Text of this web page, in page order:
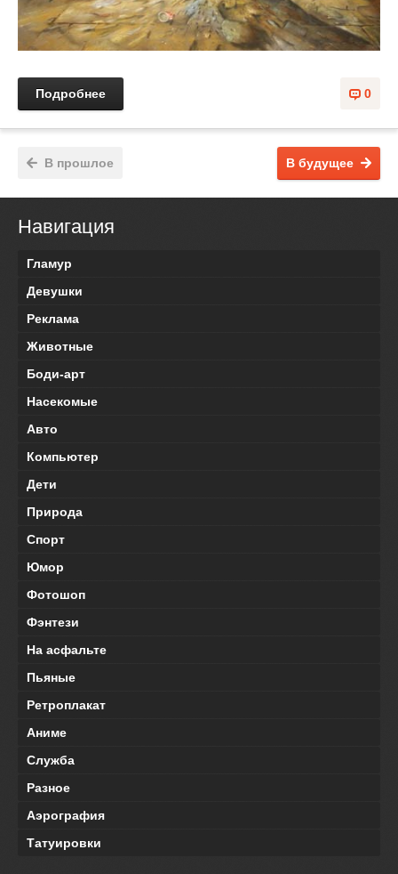
0
Подробнее
В будущее
В прошлое
Навигация
Гламур
Девушки
Реклама
Животные
Боди-арт
Насекомые
Авто
Компьютер
Дети
Природа
Спорт
Юмор
Фотошоп
Фэнтези
На асфальте
Пьяные
Ретроплакат
Аниме
Служба
Разное
Аэрография
Татуировки